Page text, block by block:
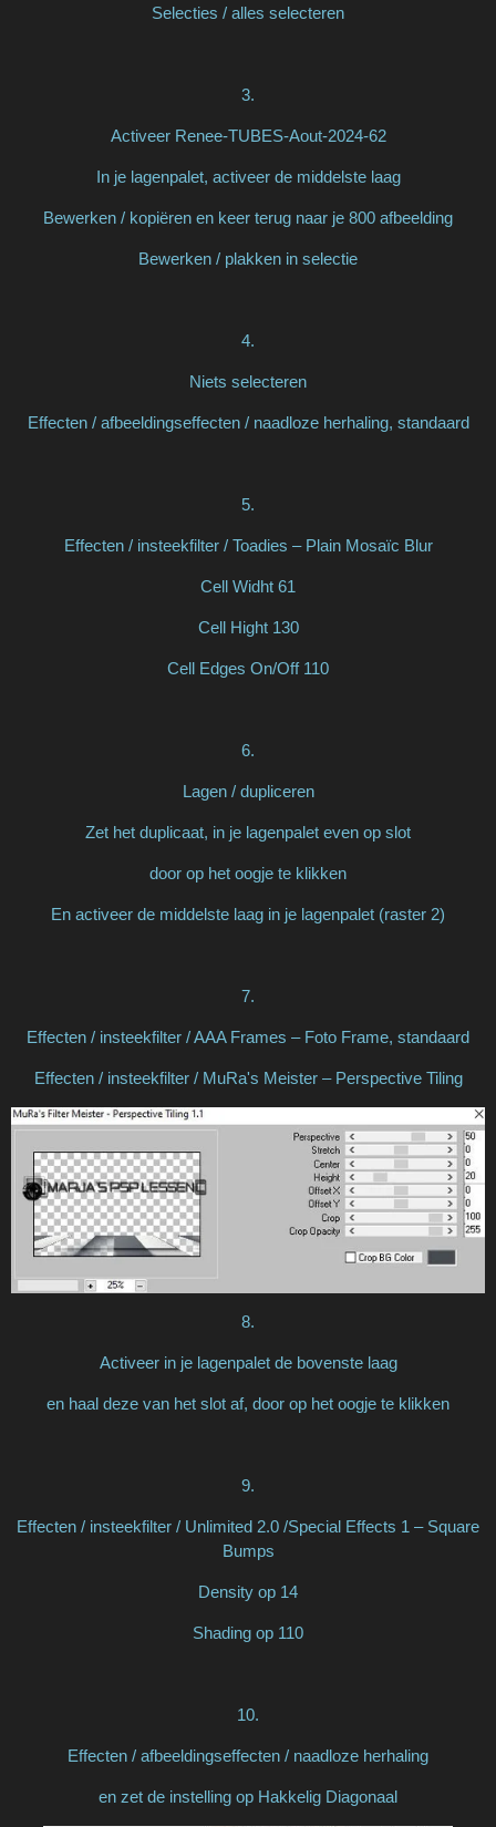
Selecties / alles selecteren
3.
Activeer Renee-TUBES-Aout-2024-62
In je lagenpalet, activeer de middelste laag
Bewerken / kopiëren en keer terug naar je 800 afbeelding
Bewerken / plakken in selectie
4.
Niets selecteren
Effecten / afbeeldingseffecten / naadloze herhaling, standaard
5.
Effecten / insteekfilter / Toadies – Plain Mosaïc Blur
Cell Widht 61
Cell Hight 130
Cell Edges On/Off 110
6.
Lagen / dupliceren
Zet het duplicaat, in je lagenpalet even op slot
door op het oogje te klikken
En activeer de middelste laag in je lagenpalet (raster 2)
7.
Effecten / insteekfilter / AAA Frames – Foto Frame, standaard
Effecten / insteekfilter / MuRa's Meister – Perspective Tiling
8.
Activeer in je lagenpalet de bovenste laag
en haal deze van het slot af, door op het oogje te klikken
9.
Effecten / insteekfilter / Unlimited 2.0 /Special Effects 1 – Square
Bumps
Density op 14
Shading op 110
10.
Effecten / afbeeldingseffecten / naadloze herhaling
en zet de instelling op Hakkelig Diagonaal